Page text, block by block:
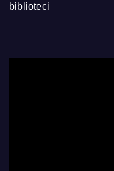
biblioteci